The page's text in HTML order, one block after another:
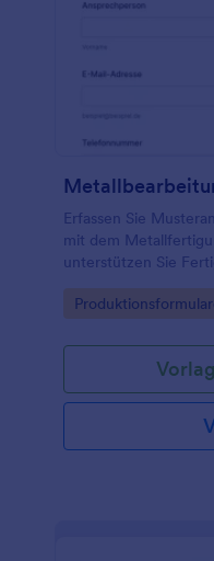
Erfassen Sie
mit dem
unterstützen Sie
Go to Category: